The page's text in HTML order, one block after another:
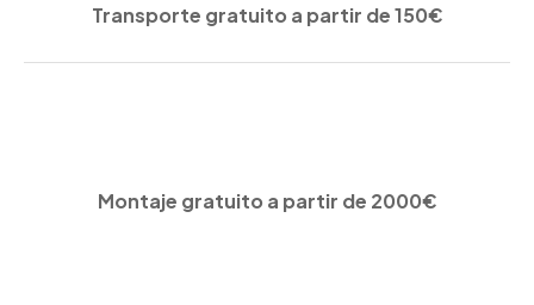
Transporte gratuito a partir de 150€
Montaje gratuito a partir de 2000€